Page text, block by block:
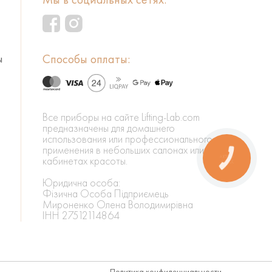
Способы оплаты:
Все приборы на сайте Lifting-Lab.com
предназначены для домашнего
использования или профессионального
применения в небольших салонах или
кабинетах красоты.
Юридична особа:
Фізична Особа Підприємець
Мироненко Олена Володимирівна
ІНН 27512114864
КНОПКА
ЗВ'ЯЗКУ